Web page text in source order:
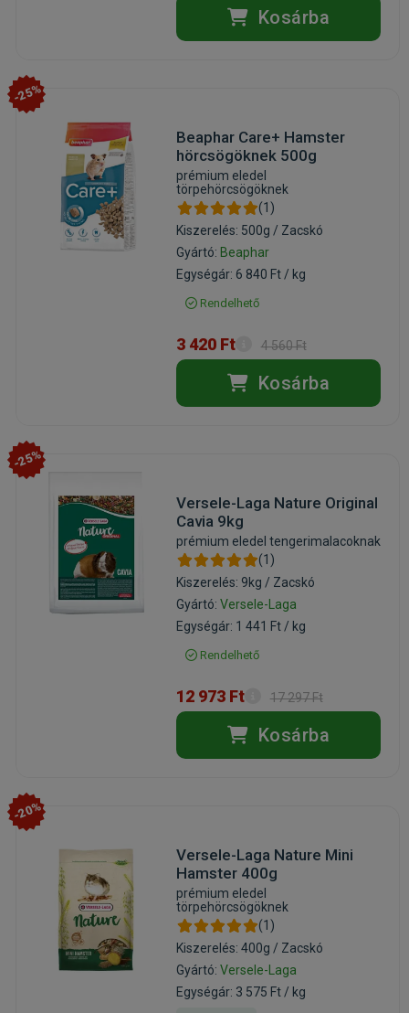
Kosárba
-25%
Beaphar Care+ Hamster
hörcsögöknek 500g
prémium eledel
törpehörcsögöknek
(1)
Kiszerelés: 500g / Zacskó
Gyártó: Beaphar
Egységár: 6 840 Ft / kg
Rendelhető
3 420 Ft 4 560 Ft
Kosárba
-25%
Versele-Laga Nature Original
Cavia 9kg
prémium eledel tengerimalacoknak
(1)
Kiszerelés: 9kg / Zacskó
Gyártó: Versele-Laga
Egységár: 1 441 Ft / kg
Rendelhető
12 973 Ft 17 297 Ft
Kosárba
-20%
Versele-Laga Nature Mini
Hamster 400g
prémium eledel
törpehörcsögöknek
(1)
Kiszerelés: 400g / Zacskó
Gyártó: Versele-Laga
Egységár: 3 575 Ft / kg